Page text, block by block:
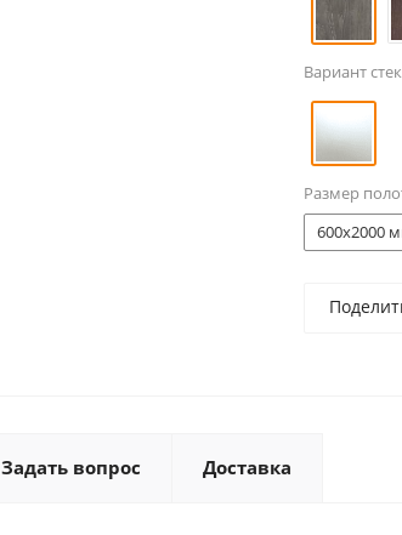
Вариант
Размер
600x2000
Задать вопрос Доставка